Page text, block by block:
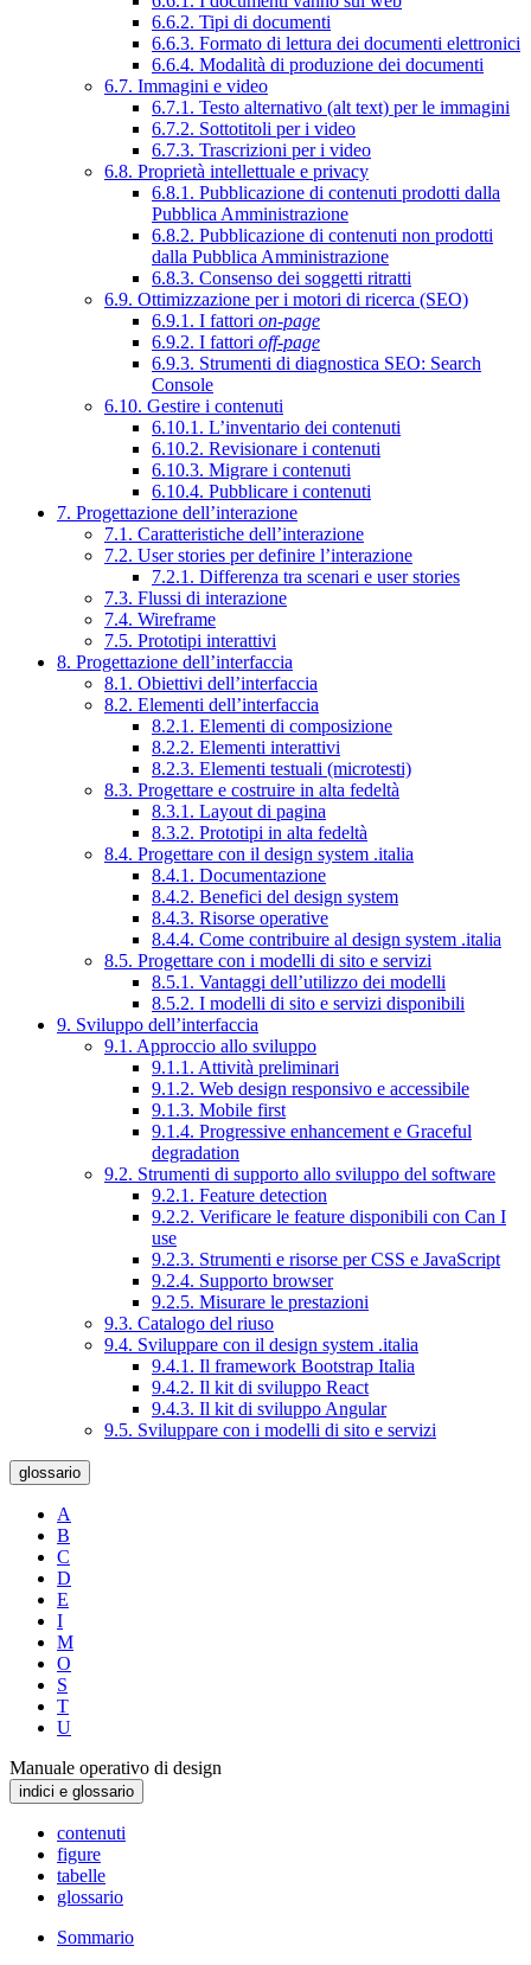
6.6.2. Tipi di documenti
6.6.3. Formato di lettura dei documenti elettronici
6.6.4. Modalità di produzione dei documenti
6.7. Immagini e video
6.7.1. Testo alternativo (alt text) per le immagini
6.7.2. Sottotitoli per i video
6.7.3. Trascrizioni per i video
6.8. Proprietà intellettuale e privacy
6.8.1. Pubblicazione di contenuti prodotti dalla
Pubblica Amministrazione
6.8.2. Pubblicazione di contenuti non prodotti
dalla Pubblica Amministrazione
6.8.3. Consenso dei soggetti ritratti
6.9. Ottimizzazione per i motori di ricerca (SEO)
6.9.1. I fattori on-page
6.9.2. I fattori off-page
6.9.3. Strumenti di diagnostica SEO: Search
Console
6.10. Gestire i contenuti
6.10.1. L’inventario dei contenuti
6.10.2. Revisionare i contenuti
6.10.3. Migrare i contenuti
6.10.4. Pubblicare i contenuti
7. Progettazione dell’interazione
7.1. Caratteristiche dell’interazione
7.2. User stories per definire l’interazione
7.2.1. Differenza tra scenari e user stories
7.3. Flussi di interazione
7.4. Wireframe
7.5. Prototipi interattivi
8. Progettazione dell’interfaccia
8.1. Obiettivi dell’interfaccia
8.2. Elementi dell’interfaccia
8.2.1. Elementi di composizione
8.2.2. Elementi interattivi
8.2.3. Elementi testuali (microtesti)
8.3. Progettare e costruire in alta fedeltà
8.3.1. Layout di pagina
8.3.2. Prototipi in alta fedeltà
8.4. Progettare con il design system .italia
8.4.1. Documentazione
8.4.2. Benefici del design system
8.4.3. Risorse operative
8.4.4. Come contribuire al design system .italia
8.5. Progettare con i modelli di sito e servizi
8.5.1. Vantaggi dell’utilizzo dei modelli
8.5.2. I modelli di sito e servizi disponibili
9. Sviluppo dell’interfaccia
9.1. Approccio allo sviluppo
9.1.1. Attività preliminari
9.1.2. Web design responsivo e accessibile
9.1.3. Mobile first
9.1.4. Progressive enhancement e Graceful
degradation
9.2. Strumenti di supporto allo sviluppo del software
9.2.1. Feature detection
9.2.2. Verificare le feature disponibili con Can I
use
9.2.3. Strumenti e risorse per CSS e JavaScript
9.2.4. Supporto browser
9.2.5. Misurare le prestazioni
9.3. Catalogo del riuso
9.4. Sviluppare con il design system .italia
9.4.1. Il framework Bootstrap Italia
9.4.2. Il kit di sviluppo React
9.4.3. Il kit di sviluppo Angular
9.5. Sviluppare con i modelli di sito e servizi
glossario
A
B
C
D
E
I
M
O
S
T
U
Manuale operativo di design
indici e glossario
contenuti
figure
tabelle
glossario
Sommario